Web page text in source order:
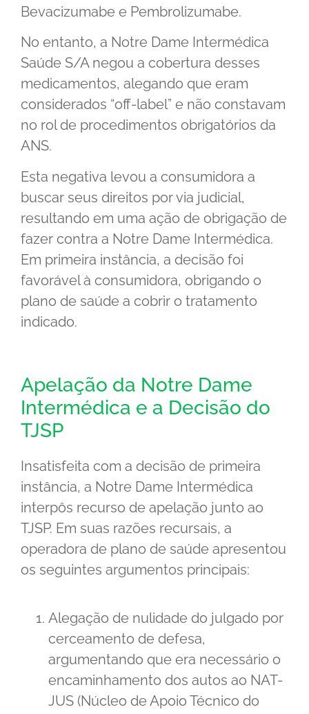
Bevacizumabe e Pembrolizumabe.
No entanto, a Notre Dame Intermédica
Saúde S/A negou a cobertura desses
medicamentos, alegando que eram
considerados “off-label” e não constavam
no rol de procedimentos obrigatórios da
ANS.
Esta negativa levou a consumidora a
buscar seus direitos por via judicial,
resultando em uma ação de obrigação de
fazer contra a Notre Dame Intermédica.
Em primeira instância, a decisão foi
favorável à consumidora, obrigando o
plano de saúde a cobrir o tratamento
indicado.
Apelação da Notre Dame
Intermédica e a Decisão do
TJSP
Insatisfeita com a decisão de primeira
instância, a Notre Dame Intermédica
interpôs recurso de apelação junto ao
TJSP. Em suas razões recursais, a
operadora de plano de saúde apresentou
os seguintes argumentos principais:
Alegação de nulidade do julgado por
cerceamento de defesa,
argumentando que era necessário o
encaminhamento dos autos ao NAT-
JUS (Núcleo de Apoio Técnico do